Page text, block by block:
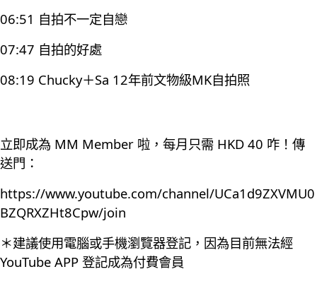
06:51 自拍不一定自戀
07:47 自拍的好處
08:19 Chucky＋Sa 12年前文物級MK自拍照
立即成為 MM Member 啦，每月只需 HKD 40 咋！傳
送門：
https://www.youtube.com/channel/UCa1d9ZXVMU0
BZQRXZHt8Cpw/join
＊建議使用電腦或手機瀏覽器登記，因為目前無法經
YouTube APP 登記成為付費會員